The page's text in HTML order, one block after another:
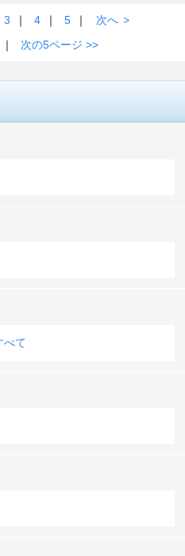
3 ｜ 4 ｜ 5 ｜ 次へ >
｜ 次の5ページ >>
べて